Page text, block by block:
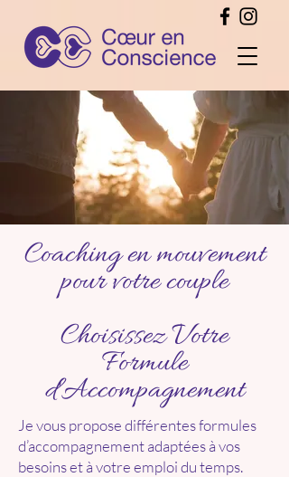
Coaching en mouvement
pour votre couple
Choisissez Votre
Formule
d'Accompagnement
Je vous propose différentes formules
d’accompagnement adaptées à vos
besoins et à votre emploi du temps.